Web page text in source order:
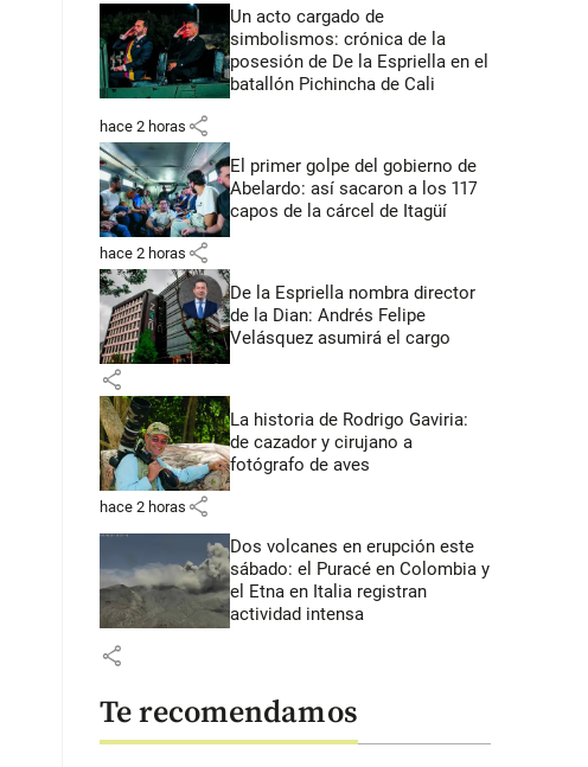
Un acto cargado de
simbolismos: crónica de la
posesión de De la Espriella en el
batallón Pichincha de Cali
hace 2 horas share
El primer golpe del gobierno de
Abelardo: así sacaron a los 117
capos de la cárcel de Itagüí
hace 2 horas share
De la Espriella nombra director
de la Dian: Andrés Felipe
Velásquez asumirá el cargo
share
La historia de Rodrigo Gaviria:
de cazador y cirujano a
fotógrafo de aves
hace 2 horas share
Dos volcanes en erupción este
sábado: el Puracé en Colombia y
el Etna en Italia registran
actividad intensa
share
Te recomendamos